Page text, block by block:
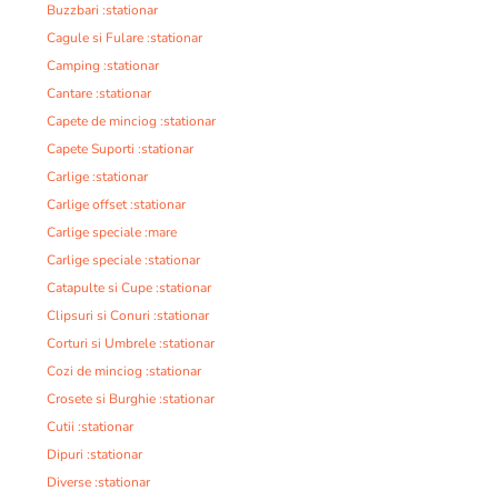
Buzzbari :stationar
Cagule si Fulare :stationar
Camping :stationar
Cantare :stationar
Capete de minciog :stationar
Capete Suporti :stationar
Carlige :stationar
Carlige offset :stationar
Carlige speciale :mare
Carlige speciale :stationar
Catapulte si Cupe :stationar
Clipsuri si Conuri :stationar
Corturi si Umbrele :stationar
Cozi de minciog :stationar
Crosete si Burghie :stationar
Cutii :stationar
Dipuri :stationar
Diverse :stationar